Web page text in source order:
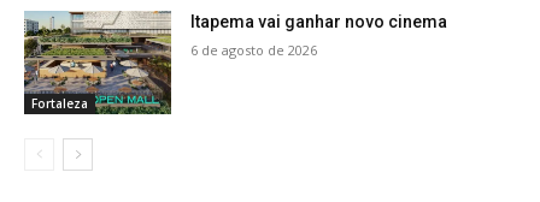
Fortaleza
Itapema vai ganhar novo cinema
6 de agosto de 2026